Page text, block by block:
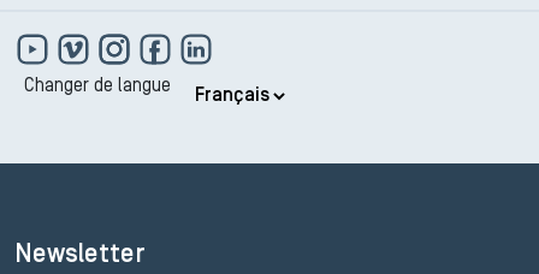
Changer de langue
Newsletter